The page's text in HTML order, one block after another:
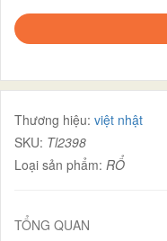
Thương hiệu: việt nhật
SKU: Tl2398
Loại sản phẩm: RỔ
TỔNG QUAN